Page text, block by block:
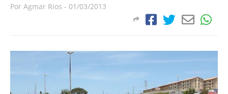
Por Agmar Rios - 01/03/2013